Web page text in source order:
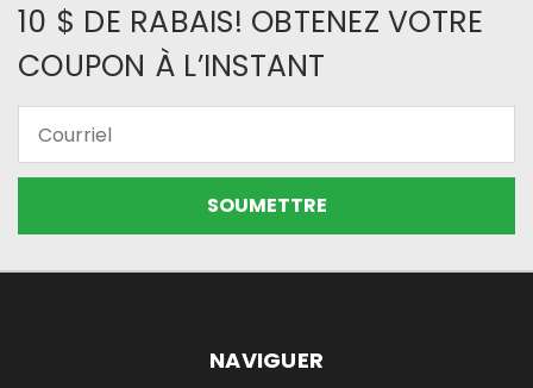
10 $ DE RABAIS! OBTENEZ VOTRE
COUPON À L’INSTANT
NAVIGUER